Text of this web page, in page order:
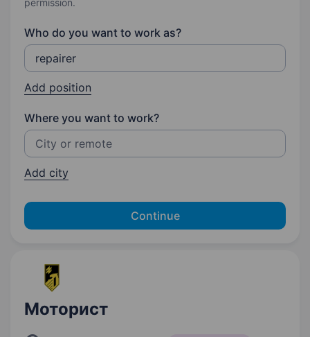
permission.
Who do you want to work as?
Add position
Where you want to work?
Add city
Continue
Моторист